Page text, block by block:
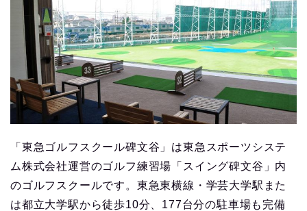
「東急ゴルフスクール碑文谷」は東急スポーツシステ
ム株式会社運営のゴルフ練習場「スイング碑文谷」内
のゴルフスクールです。東急東横線・学芸大学駅また
は都立大学駅から徒歩10分、177台分の駐車場も完備